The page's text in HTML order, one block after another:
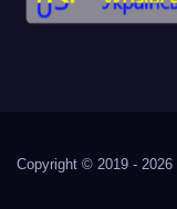
Copyright © 2019 - 2026